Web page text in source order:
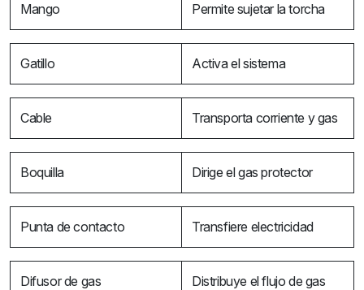
Mango Permite sujetar la torcha
Gatillo Activa el sistema
Cable Transporta corriente y gas
Boquilla Dirige el gas protector
Punta de contacto Transfiere electricidad
Difusor de gas Distribuye el flujo de gas